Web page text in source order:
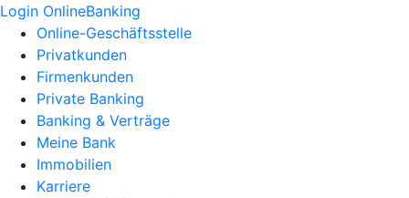
Login OnlineBanking
Online-Geschäftsstelle
Privatkunden
Firmenkunden
Private Banking
Banking & Verträge
Meine Bank
Immobilien
Karriere